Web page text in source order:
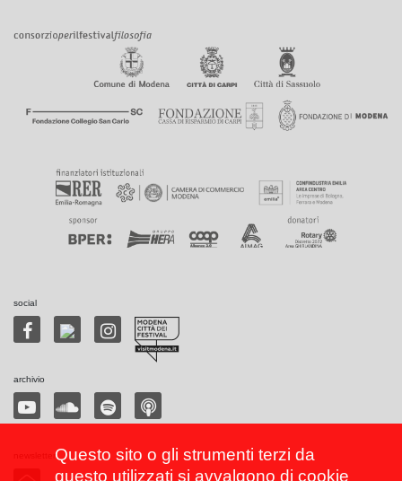
social
archivio
Questo sito o gli strumenti terzi da
questo utilizzati si avvalgono di cookie